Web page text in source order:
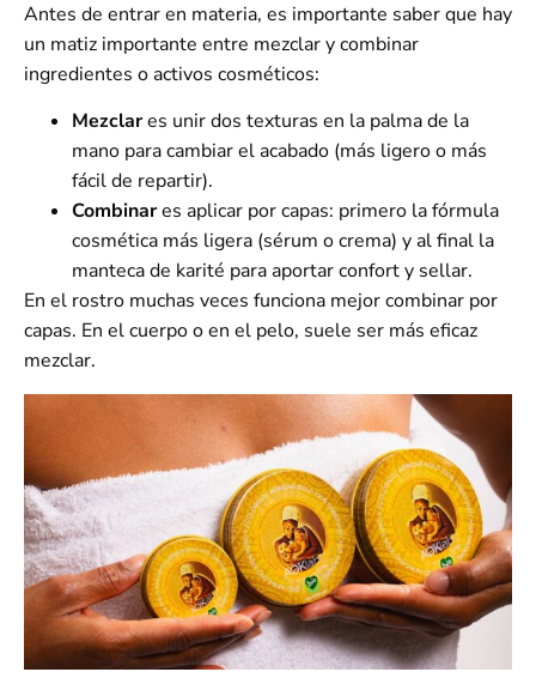
Antes de entrar en materia, es importante saber que hay
un matiz importante entre mezclar y combinar
ingredientes o activos cosméticos:
Mezclares unir dos texturas en la palma de la
mano para cambiar el acabado (más ligero o más
fácil de repartir).
Combinares aplicar por capas: primero la fórmula
cosmética más ligera (sérum o crema) y al final la
manteca de karité para aportar confort y sellar.
En el rostro muchas veces funciona mejor combinar por
capas. En el cuerpo o en el pelo, suele ser más eficaz
mezclar.